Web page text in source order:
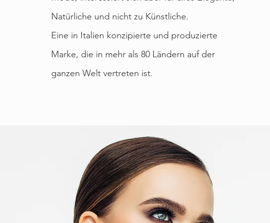
Natürliche und nicht zu Künstliche.
Eine in Italien konzipierte und produzierte
Marke, die in mehr als 80 Ländern auf der
ganzen Welt vertreten ist.